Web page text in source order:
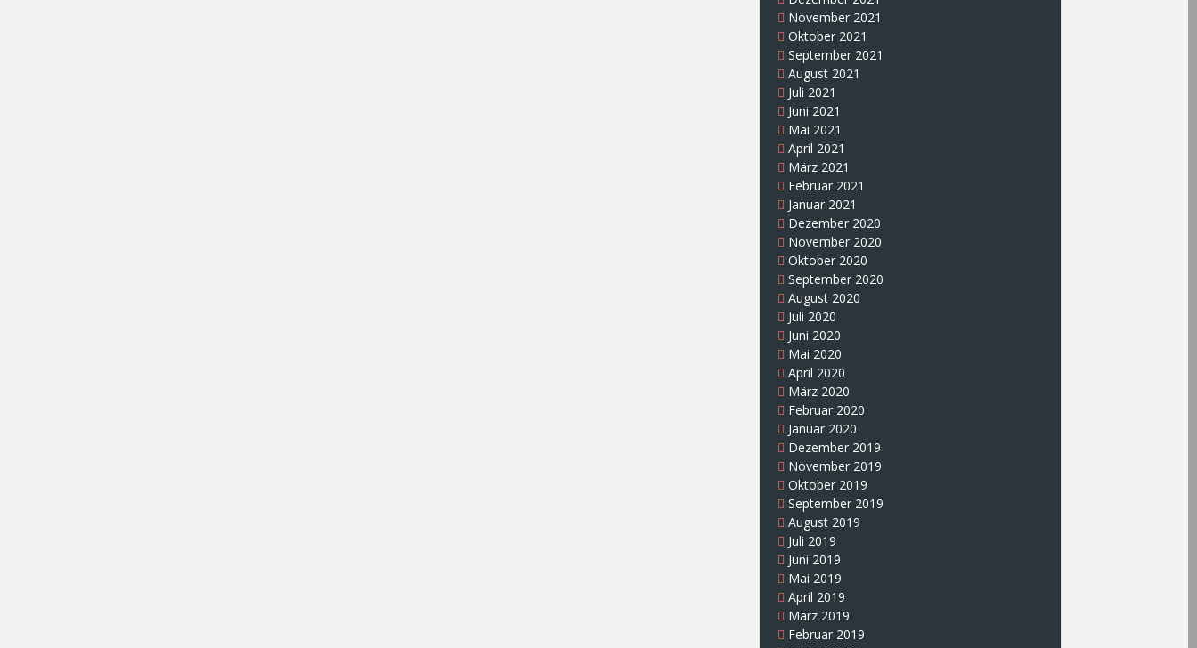
November 2021
Oktober 2021
September 2021
August 2021
Juli 2021
Juni 2021
Mai 2021
April 2021
März 2021
Februar 2021
Januar 2021
Dezember 2020
November 2020
Oktober 2020
September 2020
August 2020
Juli 2020
Juni 2020
Mai 2020
April 2020
März 2020
Februar 2020
Januar 2020
Dezember 2019
November 2019
Oktober 2019
September 2019
August 2019
Juli 2019
Juni 2019
Mai 2019
April 2019
März 2019
Februar 2019